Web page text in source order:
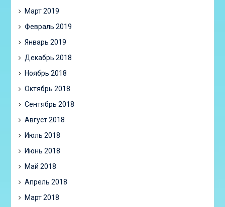
Март 2019
Февраль 2019
Январь 2019
Декабрь 2018
Ноябрь 2018
Октябрь 2018
Сентябрь 2018
Август 2018
Июль 2018
Июнь 2018
Май 2018
Апрель 2018
Март 2018